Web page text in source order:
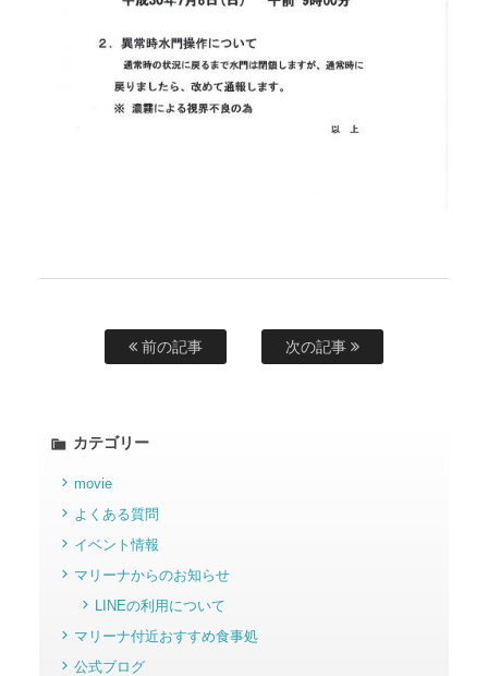
前の記事 次の記事
カテゴリー
movie
よくある質問
イベント情報
マリーナからのお知らせ
LINEの利用について
マリーナ付近おすすめ食事処
公式ブログ